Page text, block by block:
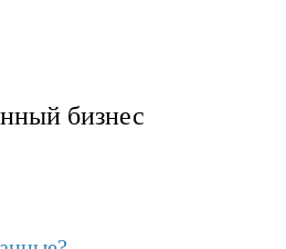
бизнес